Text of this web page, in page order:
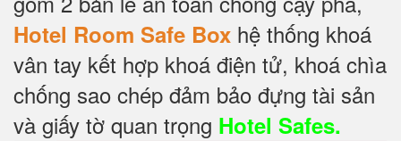
Hotel Room Safe Box hệ thống khoá
vân tay kết hợp khoá điện tử, khoá chìa
chống sao chép đảm bảo đựng tài sản
và giấy tờ quan trọng Hotel Safes.